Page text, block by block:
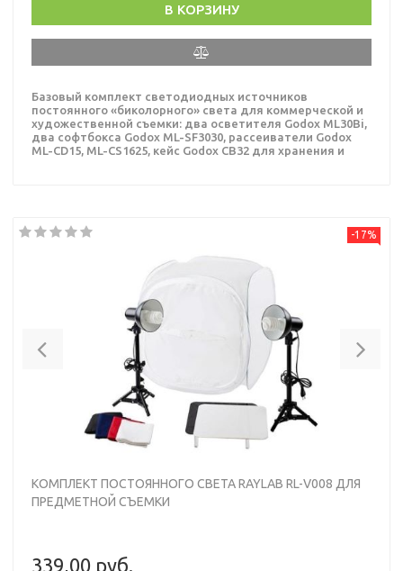
В КОРЗИНУ
Базовый комплект светодиодных источников
постоянного «биколорного» света для коммерческой и
художественной съемки: два осветителя Godox ML30Bi,
два софтбокса Godox ML-SF3030, рассеиватели Godox
ML-CD15, ML-CS1625, кейс Godox CB32 для хранения и
-17%
КОМПЛЕКТ ПОСТОЯННОГО СВЕТА RAYLAB RL-V008 ДЛЯ
ПРЕДМЕТНОЙ СЪЕМКИ
339,00 руб.